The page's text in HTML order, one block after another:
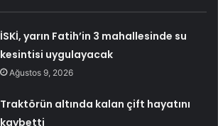
İSKİ, yarın Fatih’in 3 mahallesinde su
kesintisi uygulayacak
Ağustos 9, 2026
Traktörün altında kalan çift hayatını
kaybetti